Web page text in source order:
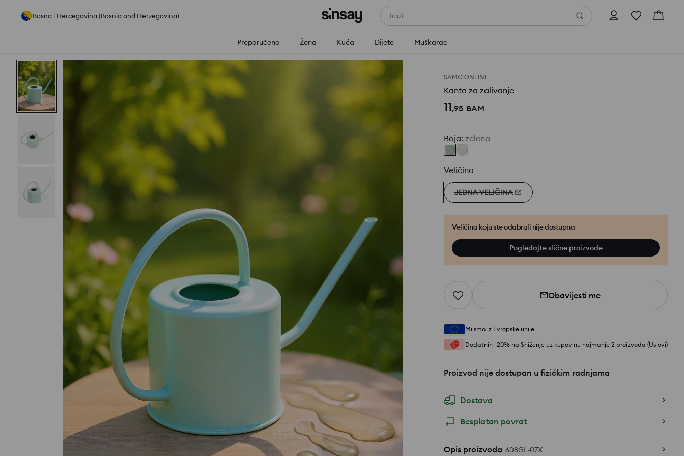
Bosna i Hercegovina (Bosnia and Herzegovina) Traži
Preporučeno Žena Kuća Dijete Muškarac
SAMO ONLINE
Kanta za zalivanje
11,95 BAM
Boja: zelena
Veličina
JEDNA VELIČINA
Veličina koju ste odabrali nije dostupna
Pogledajte slične proizvode
Obavijesti me
Mi smo iz Evropske unije
Dodatnih -20% na Sniženje uz kupovinu najmanje 2 proizvoda (Uslovi)
Proizvod nije dostupan u fizičkim radnjama
Dostava
Besplatan povrat
Opis proizvoda 608GL-07X